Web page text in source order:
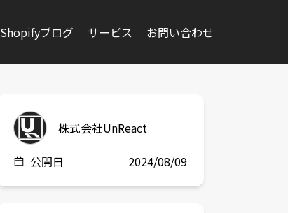
Shopifyブログ サービス お問い合わせ
株式会社UnReact
公開日
2024/08/09